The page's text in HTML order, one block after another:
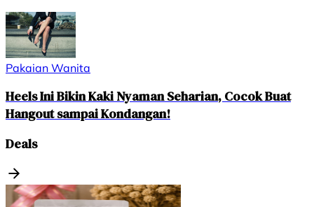
Pakaian Wanita
Heels Ini Bikin Kaki Nyaman Seharian, Cocok Buat
Hangout sampai Kondangan!
Deals